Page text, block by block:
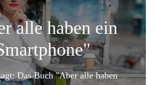
alle haben ein
Das Buch "Aber alle haben